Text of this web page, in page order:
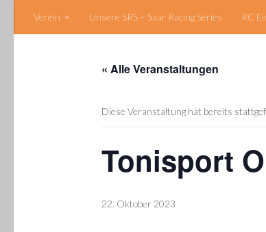
Zum Inhalt springen
Verein Unsere SRS – Saar Racing Series RC
« Alle Veranstaltungen
Diese Veranstaltung hat bereits
Tonisport
22. Oktober 2023